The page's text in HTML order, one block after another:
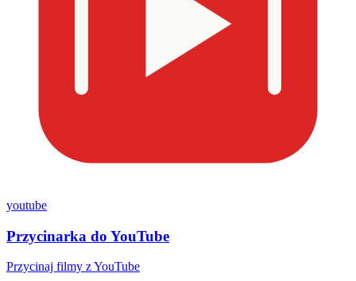
youtube
Przycinarka do YouTube
Przycinaj filmy z YouTube